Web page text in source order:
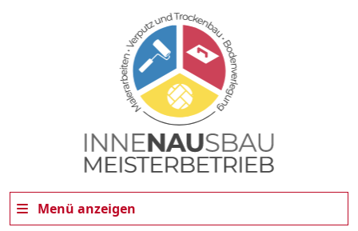
Menü anzeigen